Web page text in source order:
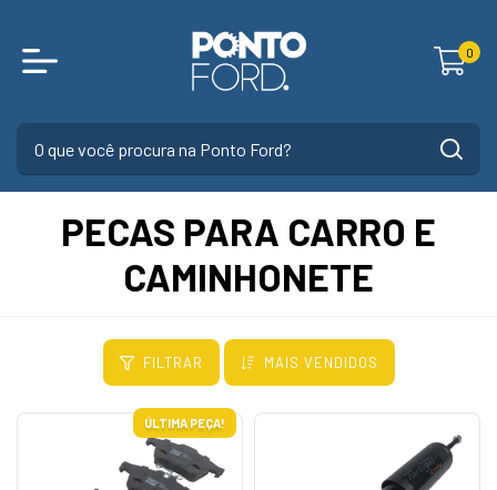
0
PECAS PARA CARRO E
CAMINHONETE
FILTRAR MAIS VENDIDOS
ÚLTIMA PEÇA!